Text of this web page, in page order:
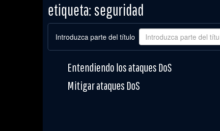
etiqueta: seguridad
Introduzca parte del título
Entendiendo los ataques DoS
Mitigar ataques DoS